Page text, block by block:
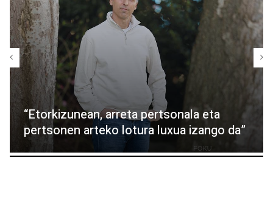
“Etorkizunean, arreta pertsonala eta
pertsonen arteko lotura luxua izango da”